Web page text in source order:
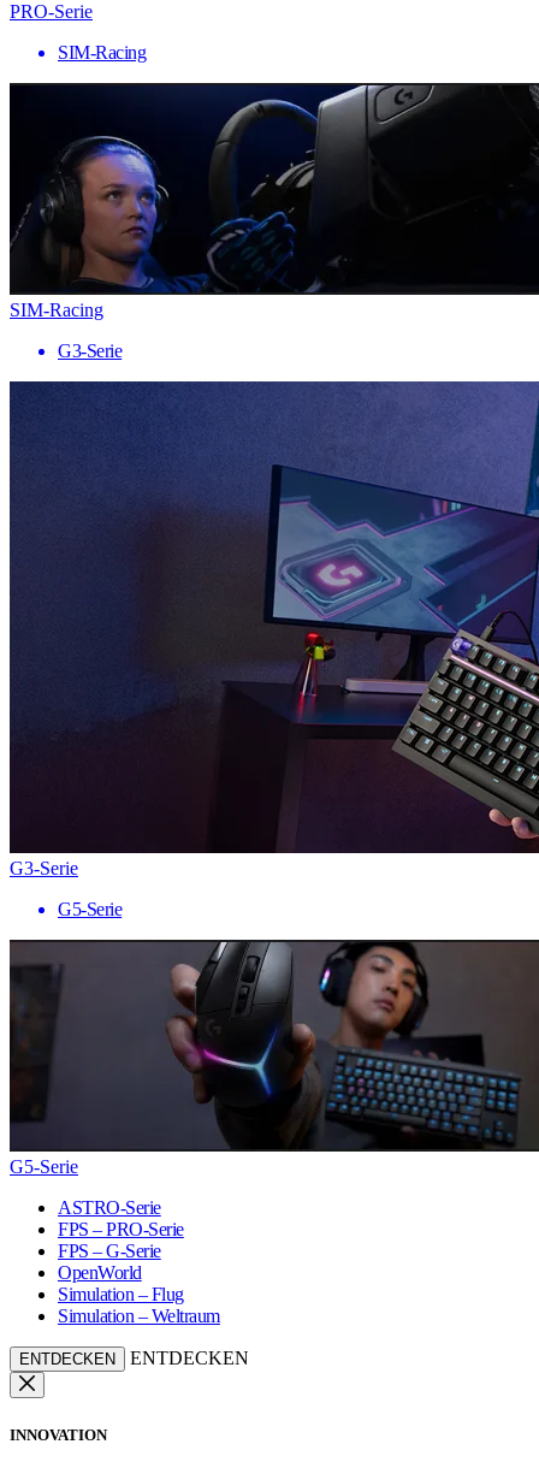
PRO-Serie
SIM-Racing
SIM-Racing
G3-Serie
G3-Serie
G5-Serie
G5-Serie
ASTRO-Serie
FPS – PRO-Serie
FPS – G-Serie
OpenWorld
Simulation – Flug
Simulation – Weltraum
ENTDECKEN ENTDECKEN
INNOVATION